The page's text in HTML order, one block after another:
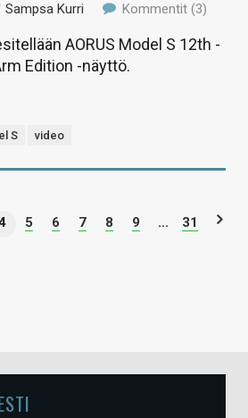
Sampsa Kurri Kommentit (3)
AORUS Model S 12th -
Edition -näyttö.
S video
5 6 7 8 9 ... 31